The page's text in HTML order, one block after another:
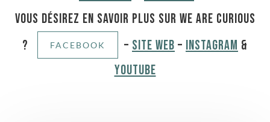
Vous désirez en savoir plus sur We Are Curious
?
FACEBOOK – Site Web – Instagram &
YouTube